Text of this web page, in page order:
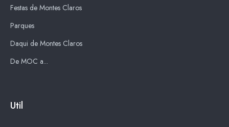
Festas de Montes Claros
Parques
Daqui de Montes Claros
De MOC a...
Util